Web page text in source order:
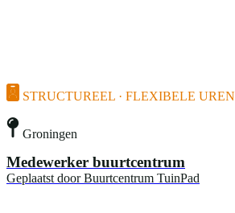
STRUCTUREEL · FLEXIBELE UREN
Groningen
Medewerker buurtcentrum
Geplaatst door Buurtcentrum TuinPad